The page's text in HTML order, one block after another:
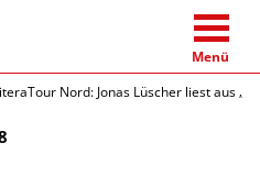
Menü
Nord: Jonas Lüscher liest aus